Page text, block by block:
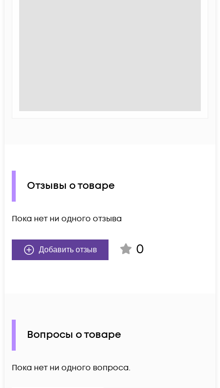
Отзывы о товаре
Пока нет ни одного отзыва
Добавить отзыв 0
Вопросы о товаре
Пока нет ни одного вопроса.